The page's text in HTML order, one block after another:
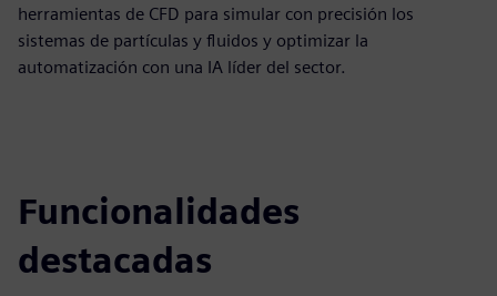
herramientas de CFD para simular con precisión los
sistemas de partículas y fluidos y optimizar la
automatización con una IA líder del sector.
Funcionalidades
destacadas